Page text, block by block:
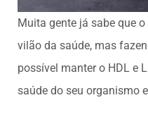
Muita gente já sabe que
vilão da saúde, mas
possível manter o HDL e
saúde do seu organismo